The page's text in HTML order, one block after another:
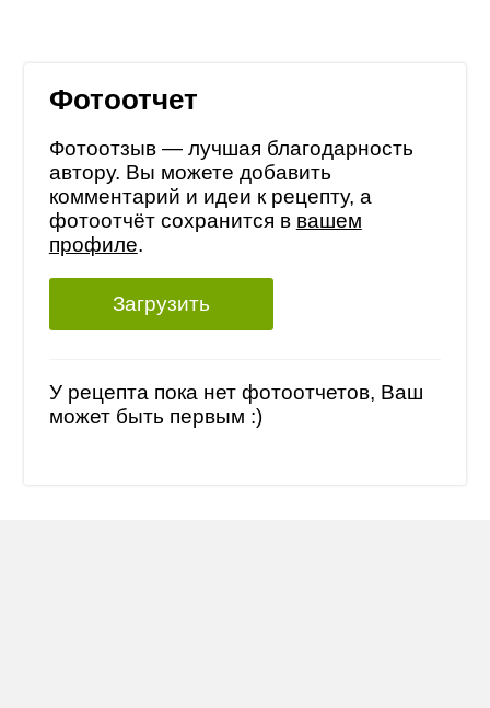
Фотоотчет
Фотоотзыв — лучшая благодарность
автору. Вы можете добавить
комментарий и идеи к рецепту, а
фотоотчёт сохранится в вашем
профиле.
Загрузить
У рецепта пока нет фотоотчетов, Ваш
может быть первым :)